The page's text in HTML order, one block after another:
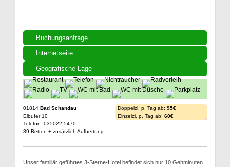
Buchungsanfrage
Internetseite
Geografische Lage
01814 Bad Schandau
Elbufer 10
Telefon: 035022-5470
39 Betten + zusätzlich Aufbettung
Doppelzi. p. Tag ab: 95€
Einzelzi. p. Tag ab: 60€
Unser familiär geführtes 3-Sterne-Hotel befindet sich nur 10 Gehminuten